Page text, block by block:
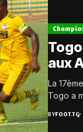
aux
La
Togo a
BYFOOT.TG